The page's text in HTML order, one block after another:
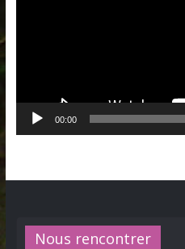
00:00
Nous rencontrer